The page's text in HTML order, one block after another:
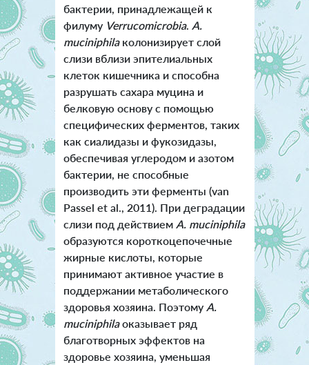
бактерии, принадлежащей к
филуму Verrucomicrobia. A.
muciniphila колонизирует слой
слизи вблизи эпителиальных
клеток кишечника и способна
разрушать сахара муцина и
белковую основу с помощью
специфических ферментов, таких
как сиалидазы и фукозидазы,
обеспечивая углеродом и азотом
бактерии, не способные
производить эти ферменты (van
Passel et al., 2011). При деградации
слизи под действием A. muciniphila
образуются короткоцепочечные
жирные кислоты, которые
принимают активное участие в
поддержании метаболического
здоровья хозяина. Поэтому A.
muciniphilaоказывает ряд
благотворных эффектов на
здоровье хозяина, уменьшая